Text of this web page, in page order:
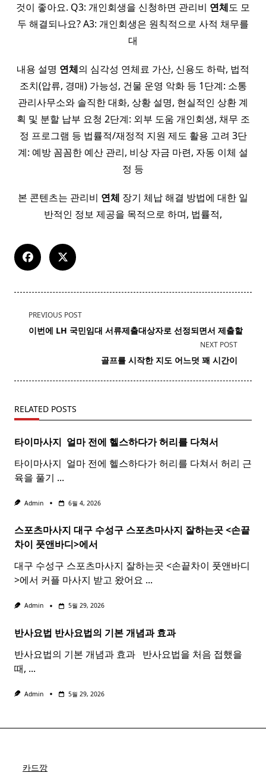
것이 좋아요. Q3: 개인회생을 신청하면 관리비 연체도 모
두 해결되나요? A3: 개인회생은 원칙적으로 사적 채무를
대
내용 설명 연체의 심각성 연체료 가산, 신용도 하락, 법적
조치(압류, 경매) 가능성, 건물 운영 악화 등 1단계: 소통
관리사무소와 솔직한 대화, 상황 설명, 현실적인 상환 계
획 및 분할 납부 요청 2단계: 외부 도움 개인회생, 채무 조
정 프로그램 등 법률적/재정적 지원 제도 활용 고려 3단
계: 예방 꼼꼼한 예산 관리, 비상 자금 마련, 자동 이체 설
정 등
본 콘텐츠는 관리비 연체 장기 체납 해결 방법에 대한 일
반적인 정보 제공을 목적으로 하며, 법률적,
<span
class="nav-
text">Page</span>
PREVIOUS POST
이번에 LH 국민임대 서류제출대상자로 선정되면서 제출할
NEXT POST
골프를 시작한 지도 어느덧 꽤 시간이
RELATED POSTS
타이마사지 ​ 얼마 전에 헬스하다가 허리를 다쳐서
타이마사지 ​ 얼마 전에 헬스하다가 허리를 다쳐서 허리 근
육을 풀기 ...
Admin 6월 4, 2026
스포츠마사지 대구 수성구 스포츠마사지 잘하는곳 <손끝
차이 풋앤바디>에서
대구 수성구 스포츠마사지 잘하는곳 <손끝차이 풋앤바디
>에서 커플 마사지 받고 왔어요 ...
Admin 5월 29, 2026
반사요법 반사요법의 기본 개념과 효과 ​ ​
반사요법의 기본 개념과 효과 ​ ​ 반사요법을 처음 접했을
때, ...
Admin 5월 29, 2026
카드깡